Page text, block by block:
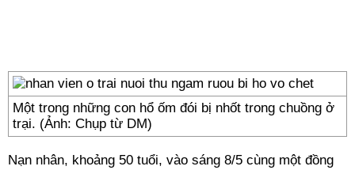
Một trong những con hổ ốm đói bị nhốt trong chuồng ở
trại. (Ảnh: Chụp từ DM)
Nạn nhân, khoảng 50 tuổi, vào sáng 8/5 cùng một đồng